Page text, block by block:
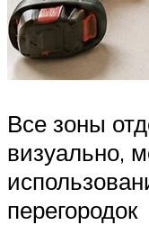
Все зоны
визуально,
перегородок